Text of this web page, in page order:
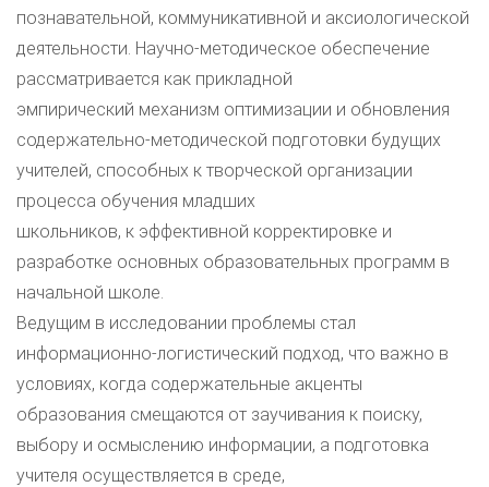
познавательной, коммуникативной и аксиологической
деятельности. Научно-методическое обеспечение
рассматривается как прикладной
эмпирический механизм оптимизации и обновления
содержательно-методической подготовки будущих
учителей, способных к творческой организации
процесса обучения младших
школьников, к эффективной корректировке и
разработке основных образовательных программ в
начальной школе.
Ведущим в исследовании проблемы стал
информационно-логистический подход, что важно в
условиях, когда содержательные акценты
образования смещаются от заучивания к поиску,
выбору и осмыслению информации, а подготовка
учителя осуществляется в среде,